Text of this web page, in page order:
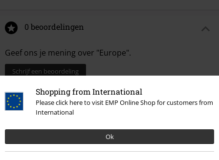
Shopping from International
Please click here to visit EMP Online Shop for customers from
International
Ok
0 beoordelingen
Geef ons je mening over "Europe".
Schrijf een beoordeling